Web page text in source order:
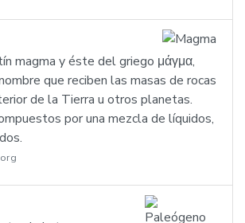
magma y éste del griego μάγμα,
que reciben las masas de rocas
de la Tierra u otros planetas.
por una mezcla de líquidos,